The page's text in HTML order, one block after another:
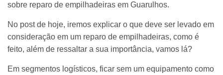
sobre reparo de empilhadeiras em Guarulhos.
No post de hoje, iremos explicar o que deve ser levado em
consideração em um reparo de empilhadeiras, como é
feito, além de ressaltar a sua importância, vamos lá?
Em segmentos logísticos, ficar sem um equipamento como